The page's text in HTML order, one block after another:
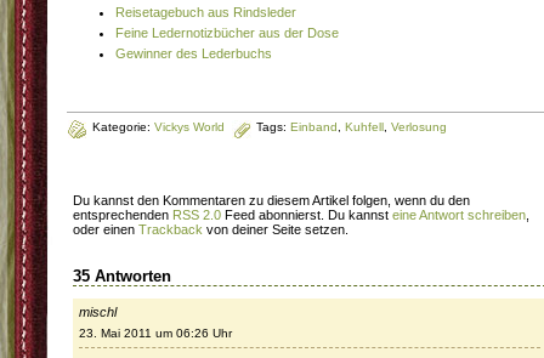
Reisetagebuch aus Rindsleder
Feine Ledernotizbücher aus der Dose
Gewinner des Lederbuchs
Kategorie: Vickys World Tags: Einband Kuhfell Verlosung
Du kannst den Kommentaren zu diesem Artikel folgen, wenn du den
entsprechenden RSS 2.0 Feed abonnierst. Du kannst eine Antwort schreiben
oder einen Trackback von deiner Seite setzen.
35 Antworten
mischl
23. Mai 2011 um 06:26 Uhr